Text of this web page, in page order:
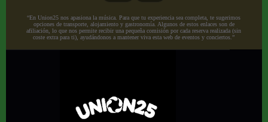
“En Union25 nos apasiona la música. Para que tu experiencia sea completa, te sugerimos
opciones de transporte, alojamiento y gastronomía. Algunos de estos enlaces son de
afiliación, lo que nos permite recibir una pequeña comisión por cada reserva realizada (sin
coste extra para ti), ayudándonos a mantener viva esta web de eventos y conciertos.”